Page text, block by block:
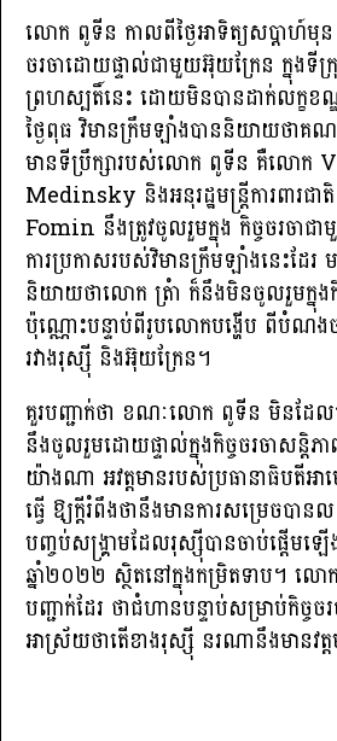
លោក ពូទីន កាលពីថ្ងៃអាទិត្យសប្ដាហ៍មុន
ចរចាដោយផ្ទាល់ជាមួយអ៊ុយក្រែន ក្នុងទី
ព្រហស្បតិ៍នេះ ដោយមិនបានដាក់លក្ខខណ្
ថ្ងៃពុធ វិមានក្រឹមឡាំងបាននិយាយថាគណ
មានទីប្រឹក្សារបស់លោក ពូទីន គឺលោក
Medinsky និងអនុរដ្ឋមន្ត្រីការពា
Fomin នឹងត្រូវចូលរួមក្នុង កិច្ចចរចាជ
ការប្រកាសរបស់វិមានក្រឹមឡាំងនេះដែរ ម
និយាយថាលោក ត្រំា ក៏នឹងមិនចូលរួមក្នុងកិ
ប៉ុណ្ណោះបន្ទាប់ពីរូបលោកបង្ហើប ពីបំណង
រវាងរុស្ស៉ី និងអ៊ុយក្រែន។
គួរបញ្ជាក់ថា ខណៈលោក ពូទីន មិនដែល
នឹងចូលរួមដោយផ្ទាល់ក្នុងកិច្ចចរចាសន្តិ
យ៉ាងណា អវត្តមានរបស់ប្រធានាធិបតីអា
ធ្វើ ឱ្យក្ដីរំពឹងថានឹងមានការសម្រេចបានលទ្
បញ្ចប់សង្រ្គាមដែលរុស្ស៉ីបានចាប់ផ្ដើមឡើ
ឆ្នាំ២០២២ ស្ថិតនៅក្នុងកម្រិតទាប។ ល
បញ្ជាក់ដែរ ថាជំហានបន្ទាប់សម្រាប់កិច្ច
អាស្រ័យថាតើខាងរុស្ស៉ី នរណានឹងមានវត្